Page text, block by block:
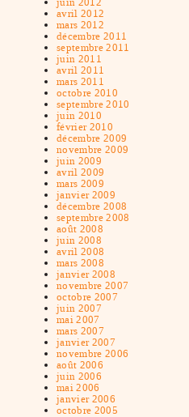
avril 2012
mars 2012
décembre 2011
septembre 2011
juin 2011
avril 2011
mars 2011
octobre 2010
septembre 2010
juin 2010
février 2010
décembre 2009
novembre 2009
juin 2009
avril 2009
mars 2009
janvier 2009
décembre 2008
septembre 2008
août 2008
juin 2008
avril 2008
mars 2008
janvier 2008
novembre 2007
octobre 2007
juin 2007
mai 2007
mars 2007
janvier 2007
novembre 2006
août 2006
juin 2006
mai 2006
janvier 2006
octobre 2005